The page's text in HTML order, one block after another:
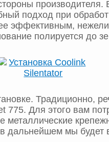
производителя.
подход при
эффективным,
полируется до
Традиционно,
775. Для этого вам
металлические
дальнейшем мы будет